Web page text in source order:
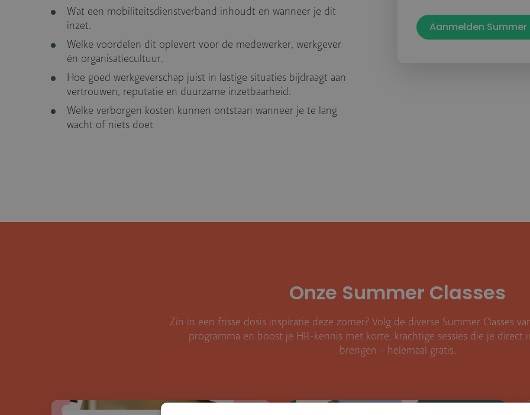
Wat een mobiliteitsdienstverband inhoudt en wanneer je dit
inzet.
Welke voordelen dit oplevert voor de medewerker, werkgever
én organisatiecultuur.
Hoe goed werkgeverschap juist in lastige situaties bijdraagt aan
vertrouwen, reputatie en duurzame inzetbaarheid.
Welke verborgen kosten kunnen ontstaan wanneer je te lang
wacht of niets doet
Aanmelden Summer
Onze Summer Classes
Zin in een frisse dosis inspiratie deze zomer? Volg de diverse Summer Classes
programma en boost je HR-kennis met korte, krachtige sessies die je direct
brengen - helemaal gratis.